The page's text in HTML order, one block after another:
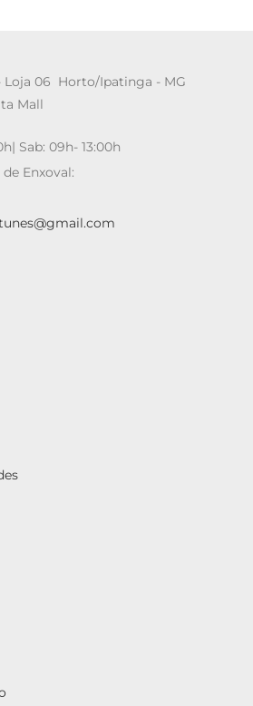
Loja 06 Horto/Ipatinga - MG
Mall
Sab: 09h- 13:00h
Enxoval: